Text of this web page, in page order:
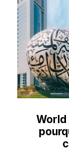
World